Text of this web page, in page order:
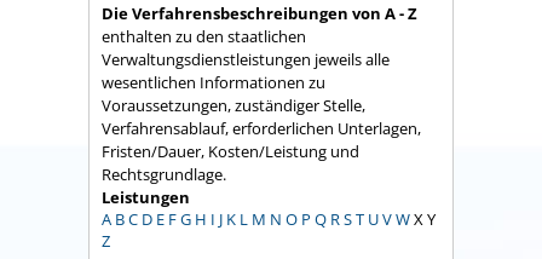
Die Verfahrensbeschreibungen von A - Z
enthalten zu den staatlichen
Verwaltungsdienstleistungen jeweils alle
wesentlichen Informationen zu
Voraussetzungen, zuständiger Stelle,
Verfahrensablauf, erforderlichen Unterlagen,
Fristen/Dauer, Kosten/Leistung und
Rechtsgrundlage.
Leistungen
A BC D E FG H I J K L M N O P Q RST UVWX Y
Z